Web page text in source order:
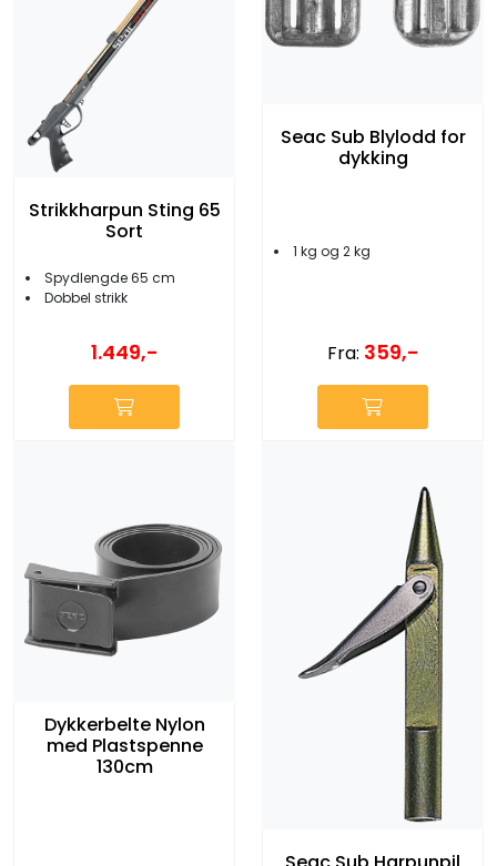
Strikkharpun Sting 65
Sort
Spydlengde 65 cm
Dobbel strikk
1.449,-
Seac Sub Blylodd for
dykking
1 kg og 2 kg
Fra: 359,-
Dykkerbelte Nylon
med Plastspenne
130cm